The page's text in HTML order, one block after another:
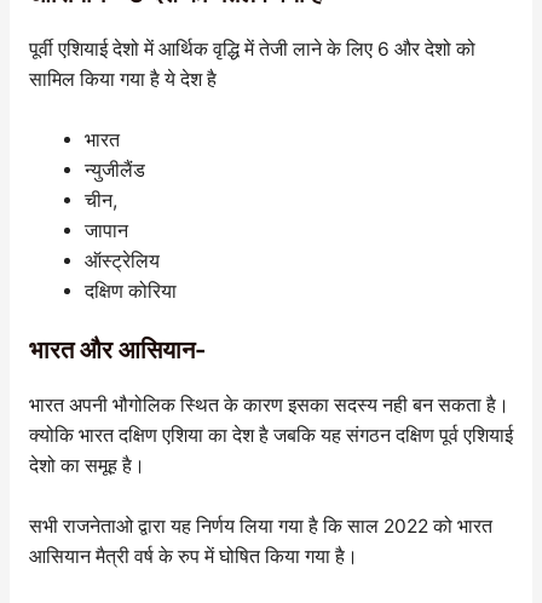
पूर्वी एशियाई देशो में आर्थिक वृद्धि में तेजी लाने के लिए 6 और देशो को
सामिल किया गया है ये देश है
भारत
न्युजीलैंड
चीन,
जापान
ऑस्ट्रेलिय
दक्षिण कोरिया
भारत और आसियान-
भारत अपनी भौगोलिक स्थित के कारण इसका सदस्य नही बन सकता है।
क्योकि भारत दक्षिण एशिया का देश है जबकि यह संगठन दक्षिण पूर्व एशियाई
देशो का समूह है।
सभी राजनेताओ द्वारा यह निर्णय लिया गया है कि साल 2022 को भारत
आसियान मैत्री वर्ष के रुप में घोषित किया गया है।